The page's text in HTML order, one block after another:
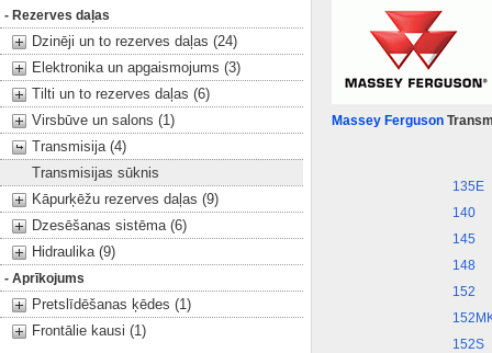
- Rezerves daļas
Dzinēji un to rezerves daļas (24)
Elektronika un apgaismojums (3)
Tilti un to rezerves daļas (6)
Virsbūve un salons (1)
Transmisija (4)
Transmisijas sūknis
Kāpurķēžu rezerves daļas (9)
Dzesēšanas sistēma (6)
Hidraulika (9)
- Aprīkojums
Pretslīdēšanas ķēdes (1)
Frontālie kausi (1)
Massey Ferguson
135E
140
145
148
152
152S